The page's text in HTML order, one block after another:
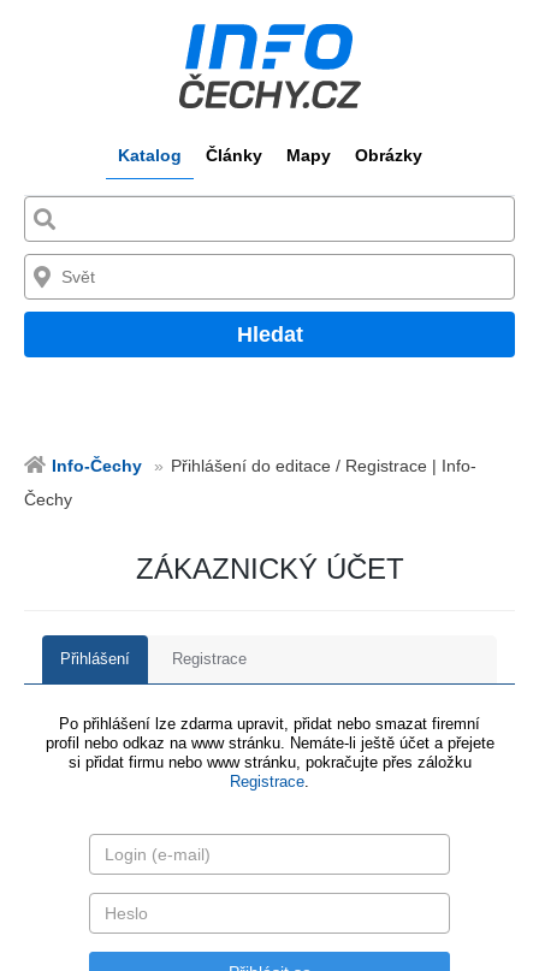
Katalog Články Mapy Obrázky
Hledat
Info-Čechy
Přihlášení do editace / Registrace | Info-
Čechy
ZÁKAZNICKÝ ÚČET
Přihlášení Registrace
Po přihlášení lze zdarma upravit, přidat nebo smazat firemní
profil nebo odkaz na www stránku. Nemáte-li ještě účet a přejete
si přidat firmu nebo www stránku, pokračujte přes záložku
Registrace.